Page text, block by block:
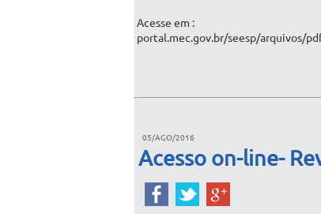
Acesse em :
portal.mec.gov.br/seesp/arquivos/
05/AGO/2016
Acesso on-line-